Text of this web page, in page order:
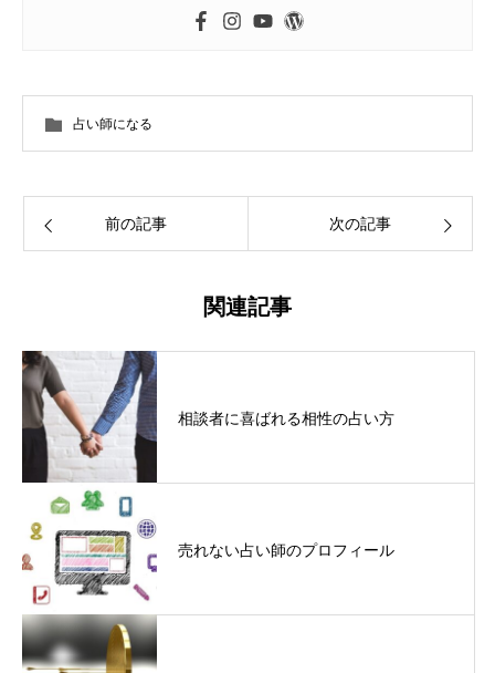
占い師になる
前の記事 次の記事
関連記事
相談者に喜ばれる相性の占い方
売れない占い師のプロフィール